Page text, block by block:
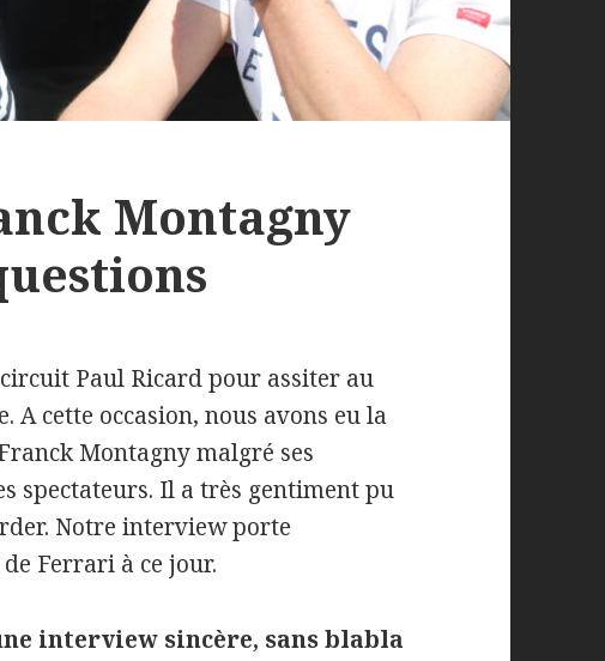
Montagny
Paul Ricard pour assiter au
cette occasion, nous avons eu la
Montagny malgré ses
spectateurs. Il a très gentiment pu
Notre interview porte
Ferrari à ce jour.
interview sincère, sans blabla